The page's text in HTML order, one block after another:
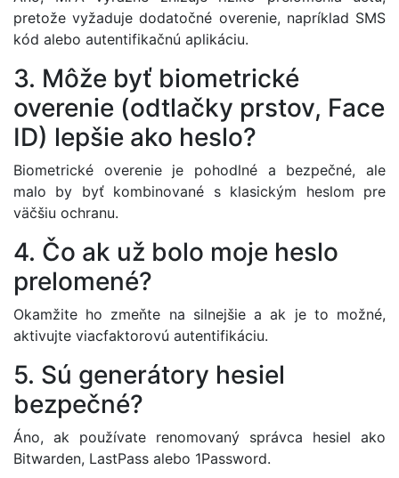
pretože vyžaduje dodatočné overenie, napríklad SMS
kód alebo autentifikačnú aplikáciu.
3. Môže byť biometrické
overenie (odtlačky prstov, Face
ID) lepšie ako heslo?
Biometrické overenie je pohodlné a bezpečné, ale
malo by byť kombinované s klasickým heslom pre
väčšiu ochranu.
4. Čo ak už bolo moje heslo
prelomené?
Okamžite ho zmeňte na silnejšie a ak je to možné,
aktivujte viacfaktorovú autentifikáciu.
5. Sú generátory hesiel
bezpečné?
Áno, ak používate renomovaný správca hesiel ako
Bitwarden, LastPass alebo 1Password.